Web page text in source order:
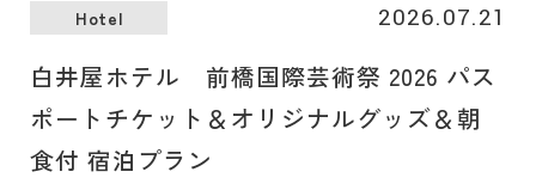
Hotel 2026.07.21
白井屋ホテル 前橋国際芸術祭 2026 パス
ポートチケット＆オリジナルグッズ＆朝
食付 宿泊プラン